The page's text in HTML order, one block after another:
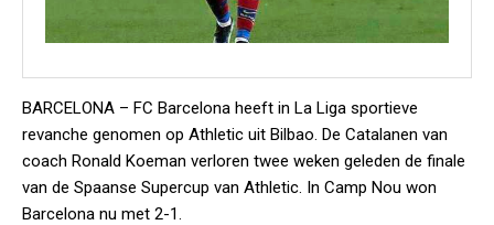
BARCELONA – FC Barcelona heeft in La Liga sportieve
revanche genomen op Athletic uit Bilbao. De Catalanen van
coach Ronald Koeman verloren twee weken geleden de finale
van de Spaanse Supercup van Athletic. In Camp Nou won
Barcelona nu met 2-1.